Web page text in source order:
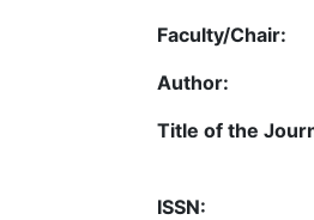
Faculty/Chair:
Author:
Title of the
ISSN: